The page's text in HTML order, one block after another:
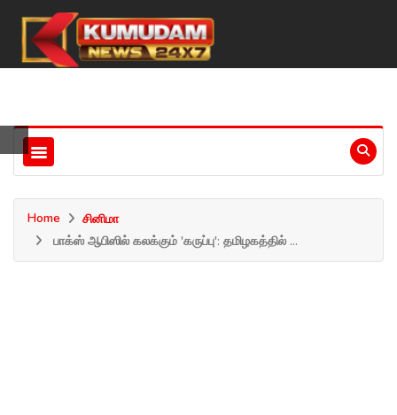
Home
சினிமா
பாக்ஸ் ஆபிஸில் கலக்கும் 'கருப்பு': தமிழகத்தில் ...